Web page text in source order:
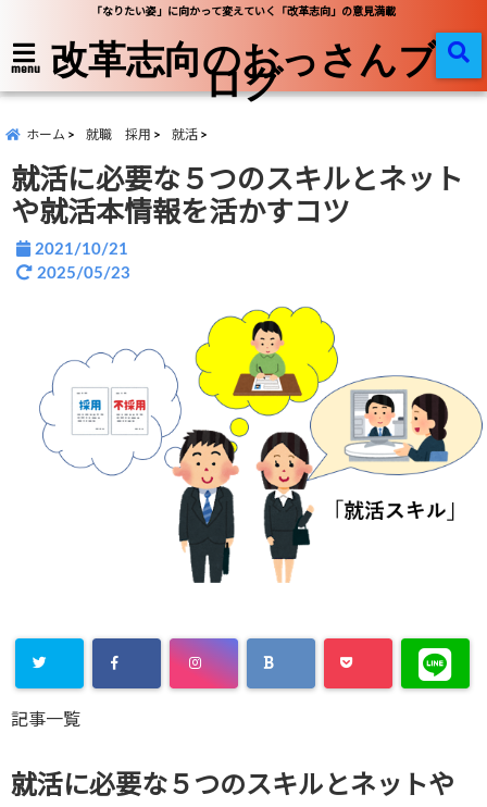
「なりたい姿」に向かって変えていく「改革志向」の意見満載
menu 改革志向のおっさんブ
ログ
ホーム 就職 採用 就活
就活に必要な５つのスキルとネット
や就活本情報を活かすコツ
2021/10/21
2025/05/23
array key
記事一覧
就活に必要な５つのスキルとネットや